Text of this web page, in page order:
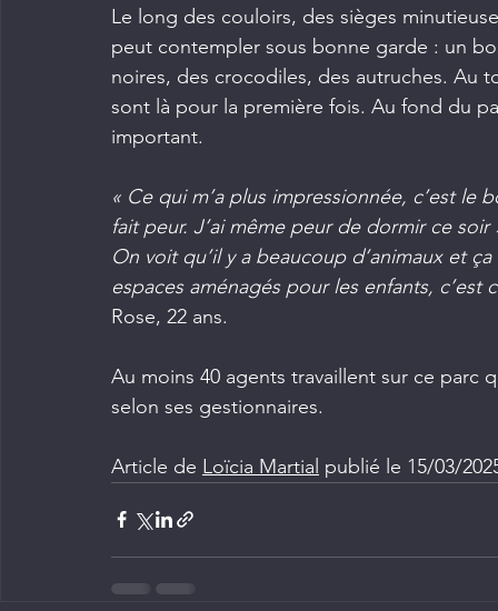
Le long des couloirs, des sièges
peut contempler sous bonne garde : un
noires, des crocodiles, des autruches. Au
sont là pour la première fois. Au fond du
important.
« Ce qui m’a plus impressionnée, c’est le
fait peur. J’ai même peur de dormir ce soir
On voit qu’il y a beaucoup d’animaux et
espaces aménagés pour les enfants,
Rose, 22 ans.
Au moins 40 agents travaillent sur ce parc
selon ses gestionnaires.
Article de Loïcia Martial publié le 15/03/